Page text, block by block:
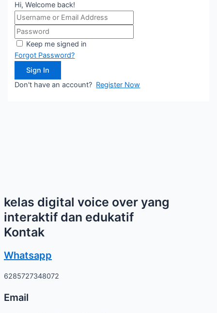
Hi, Welcome back!
Keep me signed in
Forgot Password?
Sign In
Don't have an account? Register Now
kelas digital voice over yang
interaktif dan edukatif
Kontak
Whatsapp
6285727348072
Email